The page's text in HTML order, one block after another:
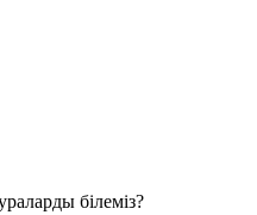
білеміз?